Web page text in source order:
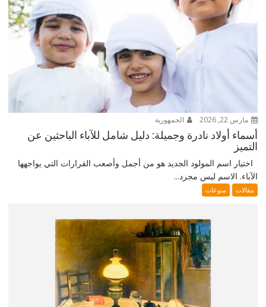
مارس 22, 2026 الجمهورية
أسماء أولاد نادرة وجميلة: دليل شامل للآباء الباحثين عن
التميز
اختيار اسم المولود الجديد هو من أجمل وأصعب القرارات التي يواجهها
الآباء. الاسم ليس مجرد...
مقالات منوعات